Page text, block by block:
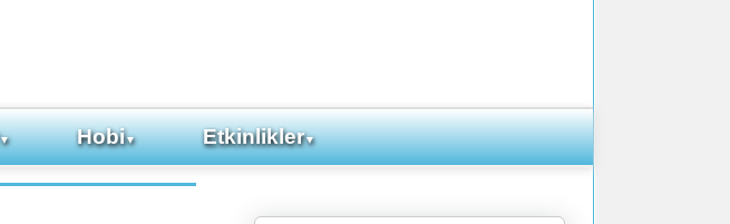
▼ Hobi▼ Etkinlikler▼